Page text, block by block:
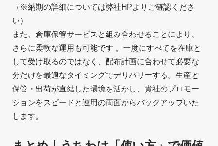
（※納期の詳細については弊社HPよりご確認くださ
い）
また、倉庫保管サービスと組み合わせることにより、
さらに柔軟な運用も可能です 。一度にすべてを在庫と
して受け取るのではなく、配布計画に合わせて必要な
分だけを最適なタイミングでデリバリーする。生産と
保管・出荷が直結した環境を活かし、貴社のプロモー
ションをスピードと運用の両面からバックアップいた
します。